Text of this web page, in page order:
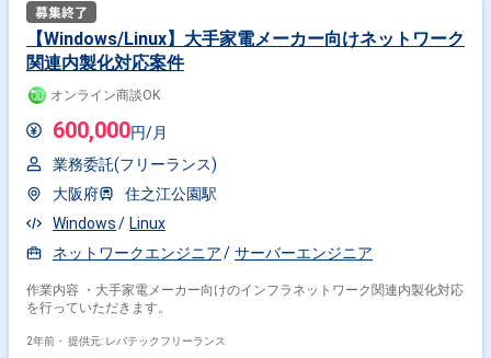
【Windows/Linux】大手家電メーカー向けネットワーク
関連内製化対応案件
オンライン商談OK
600,000円/月
業務委託(フリーランス)
大阪府
住之江公園駅
Windows
Linux
ネットワークエンジニア
サーバーエンジニア
作業内容 ・大手家電メーカー向けのインフラネットワーク関連内製化対応
を行っていただきます。
2年前・ 提供元: レバテックフリーランス